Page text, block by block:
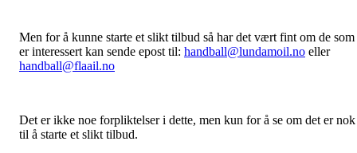
Men for å kunne starte et slikt tilbud så har det vært fint om de som
er interessert kan sende epost til: handball@lundamoil.no eller
handball@flaail.no
Det er ikke noe forpliktelser i dette, men kun for å se om det er nok
til å starte et slikt tilbud.